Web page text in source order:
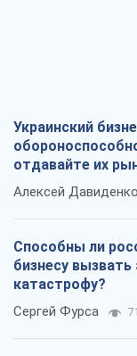
Украинский
отдавайте их
Алексей Давиденко
Способны ли
бизнесу
катастрофу?
Сергей Фурса